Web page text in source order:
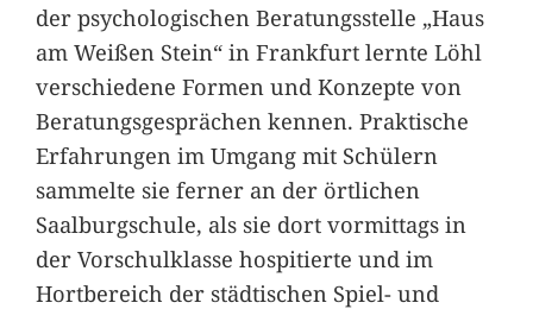
der psychologischen Beratungsstelle „Haus
am Weißen Stein“ in Frankfurt lernte Löhl
verschiedene Formen und Konzepte von
Beratungsgesprächen kennen. Praktische
Erfahrungen im Umgang mit Schülern
sammelte sie ferner an der örtlichen
Saalburgschule, als sie dort vormittags in
der Vorschulklasse hospitierte und im
Hortbereich der städtischen Spiel- und